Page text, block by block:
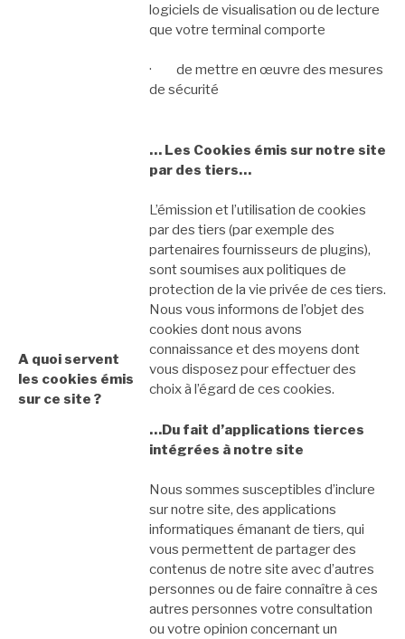
A quoi servent
les cookies émis
sur ce site ?
logiciels de visualisation ou de lecture
que votre terminal comporte
· de mettre en œuvre des mesures
de sécurité
… Les Cookies émis sur notre site
par des tiers…
L’émission et l’utilisation de cookies
par des tiers (par exemple des
partenaires fournisseurs de plugins),
sont soumises aux politiques de
protection de la vie privée de ces tiers.
Nous vous informons de l’objet des
cookies dont nous avons
connaissance et des moyens dont
vous disposez pour effectuer des
choix à l’égard de ces cookies.
…Du fait d’applications tierces
intégrées à notre site
Nous sommes susceptibles d’inclure
sur notre site, des applications
informatiques émanant de tiers, qui
vous permettent de partager des
contenus de notre site avec d’autres
personnes ou de faire connaître à ces
autres personnes votre consultation
ou votre opinion concernant un